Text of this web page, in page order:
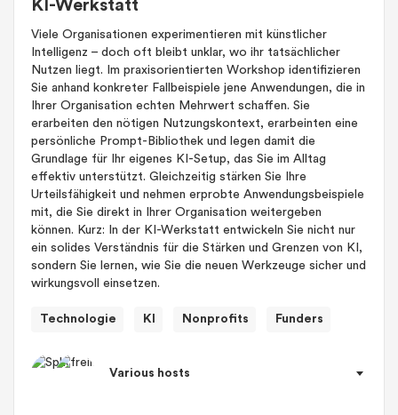
KI-Werkstatt
Viele Organisationen experimentieren mit künstlicher
Intelligenz – doch oft bleibt unklar, wo ihr tatsächlicher
Nutzen liegt. Im praxisorientierten Workshop identifizieren
Sie anhand konkreter Fallbeispiele jene Anwendungen, die in
Ihrer Organisation echten Mehrwert schaffen. Sie
erarbeiten den nötigen Nutzungskontext, erarbeinten eine
persönliche Prompt-Bibliothek und legen damit die
Grundlage für Ihr eigenes KI-Setup, das Sie im Alltag
effektiv unterstützt. Gleichzeitig stärken Sie Ihre
Urteilsfähigkeit und nehmen erprobte Anwendungsbeispiele
mit, die Sie direkt in Ihrer Organisation weitergeben
können. Kurz: In der KI-Werkstatt entwickeln Sie nicht nur
ein solides Verständnis für die Stärken und Grenzen von KI,
sondern Sie lernen, wie Sie die neuen Werkzeuge sicher und
wirkungsvoll einsetzen.
Technologie KI Nonprofits Funders
Various hosts